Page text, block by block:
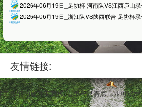
2026年06月19日_足协杯 河南队VS江西庐山录
2026年06月19日_浙江队VS陕西联合 足协杯录
友情链接:
统的插件安装模式,用户只需点击即